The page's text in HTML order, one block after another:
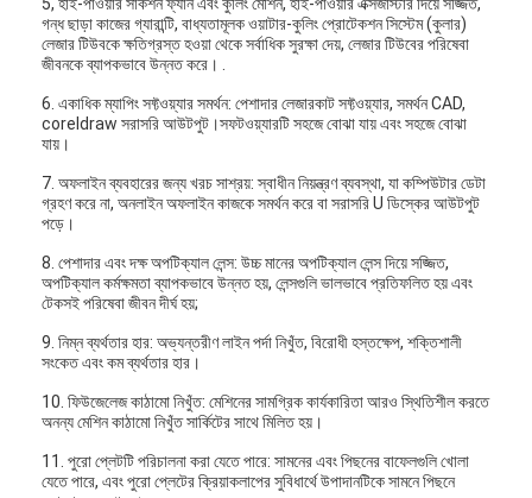
গন্ধ ছাড়া কাজের গ্যারান্টি, বাধ্যতামূলক ওয়াটার-কুলিং প্রোটেকশন সিস্টেম (কুলার)
লেজার টিউবকে ক্ষতিগ্রস্ত হওয়া থেকে সর্বাধিক সুরক্ষা দেয়, লেজার টিউবের পরিষেবা
জীবনকে ব্যাপকভাবে উন্নত করে। .
6. একাধিক ম্যাপিং সফ্টওয়্যার সমর্থন: পেশাদার লেজারকাট সফ্টওয়্যার, সমর্থন CAD,
coreldraw সরাসরি আউটপুট।সফটওয়্যারটি সহজে বোঝা যায় এবং সহজে বোঝা
যায়।
7. অফলাইন ব্যবহারের জন্য খরচ সাশ্রয়: স্বাধীন নিয়ন্ত্রণ ব্যবস্থা, যা কম্পিউটার ডেটা
গ্রহণ করে না, অনলাইন অফলাইন কাজকে সমর্থন করে বা সরাসরি U ডিস্কের আউটপুট
পড়ে।
8. পেশাদার এবং দক্ষ অপটিক্যাল লেন্স: উচ্চ মানের অপটিক্যাল লেন্স দিয়ে সজ্জিত,
অপটিক্যাল কর্মক্ষমতা ব্যাপকভাবে উন্নত হয়, লেন্সগুলি ভালভাবে প্রতিফলিত হয় এবং
টেকসই পরিষেবা জীবন দীর্ঘ হয়;
9. নিম্ন ব্যর্থতার হার: অভ্যন্তরীণ লাইন পর্দা নিখুঁত, বিরোধী হস্তক্ষেপ, শক্তিশালী
সংকেত এবং কম ব্যর্থতার হার।
10. ফিউজেলেজ কাঠামো নিখুঁত: মেশিনের সামগ্রিক কার্যকারিতা আরও স্থিতিশীল করতে
অনন্য মেশিন কাঠামো নিখুঁত সার্কিটের সাথে মিলিত হয়।
11. পুরো প্লেটটি পরিচালনা করা যেতে পারে: সামনের এবং পিছনের বাফেলগুলি খোলা
যেতে পারে, এবং পুরো প্লেটের ক্রিয়াকলাপের সুবিধার্থে উপাদানটিকে সামনে পিছনে